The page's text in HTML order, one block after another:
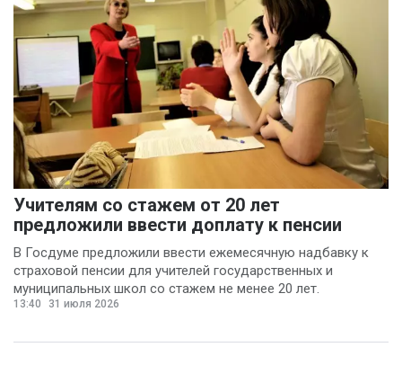
Учителям со стажем от 20 лет
предложили ввести доплату к пенсии
В Госдуме предложили ввести ежемесячную надбавку к
страховой пенсии для учителей государственных и
муниципальных школ со стажем не менее 20 лет.
13:40 31 июля 2026